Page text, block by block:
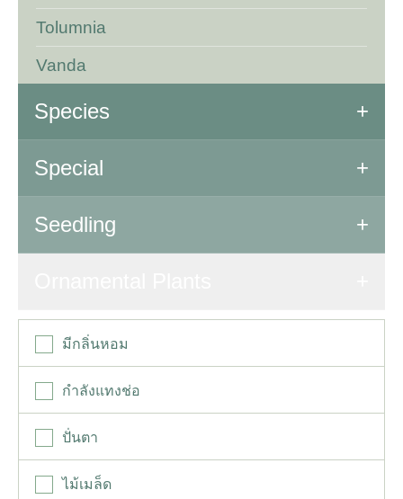
Tolumnia
Vanda
Species
All Species
Special
Special Orchids
Seedling
มีกลิ่นหอม
กำลังแทงช่อ
ปั่นตา
ไม้เมล็ด